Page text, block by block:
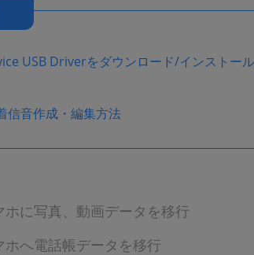
USB Driverをダウンロード/インストー
音作成・編集方法
に写真、動画データを移行
へ電話帳データを移行